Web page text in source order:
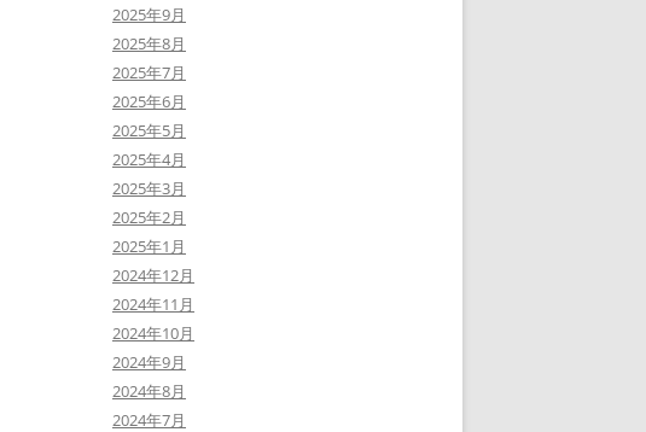
2025年9月
2025年8月
2025年7月
2025年6月
2025年5月
2025年4月
2025年3月
2025年2月
2025年1月
2024年12月
2024年11月
2024年10月
2024年9月
2024年8月
2024年7月